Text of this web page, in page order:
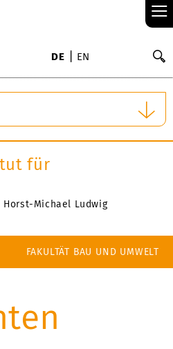
≡
DE EN
für
Michael Ludwig
FAKULTÄT BAU UND UMWELT